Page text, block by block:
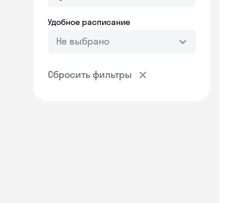
Удобное расписание
Не выбрано
Сбросить фильтры